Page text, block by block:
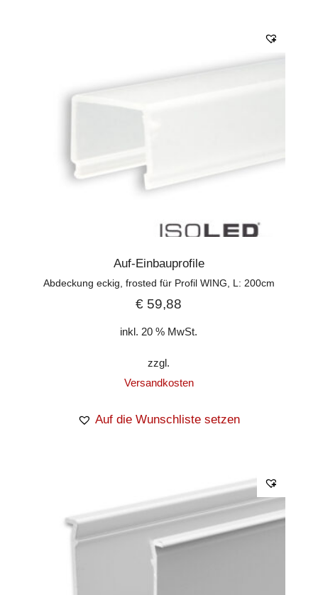
Auf-Einbauprofile
Abdeckung eckig, frosted für Profil WING, L: 200cm
€ 59,88
inkl. 20 % MwSt.
zzgl.
Versandkosten
Auf die Wunschliste setzen